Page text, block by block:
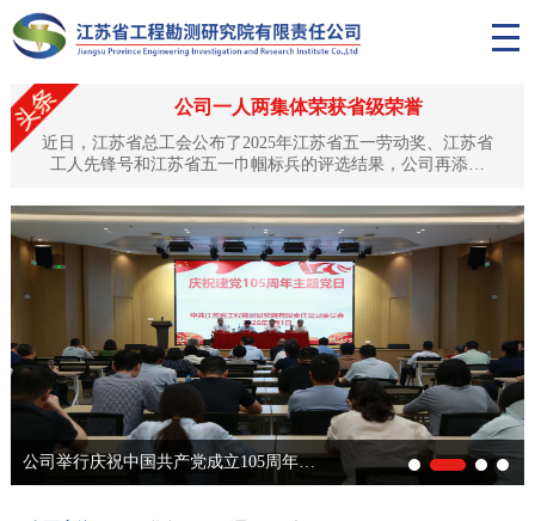
公司一人两集体荣获省级荣誉
近日，江苏省总工会公布了2025年江苏省五一劳动奖、江苏省
工人先锋号和江苏省五一巾帼标兵的评选结果，公司再添殊
奖章”，土工试验中心、岩土工程技术中心双双获评“江苏省工
人先锋号”。这是对公司深耕水利工程勘测领域、坚守匠心品
质、培育优秀人才队伍的高度认可与肯定。匠心筑梦，黎昱荣
获“江苏省五一劳动奖章”黎昱同志自1994年入职以来，始终扎
根工程勘测...
公司举行庆祝中国共产党成立105周年主题党日活动